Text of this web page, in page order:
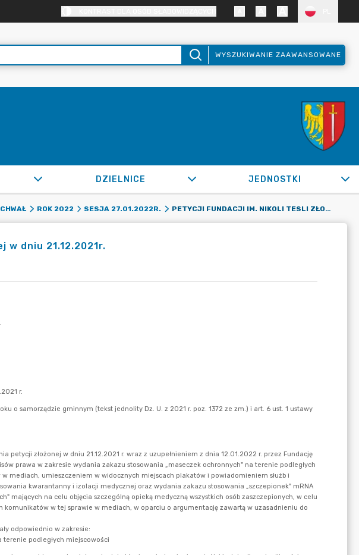
WYSZUKIWANIE ZAAWANSOWANE
DZIELNICE JEDNOSTKI
ROK 2022 SESJA 27.01.2022R. PETYCJI FUNDACJI IM. NIKOLI TESLI ZŁOŻONEJ W DNIU 21.12.2021R.
w dniu 21.12.2021r.